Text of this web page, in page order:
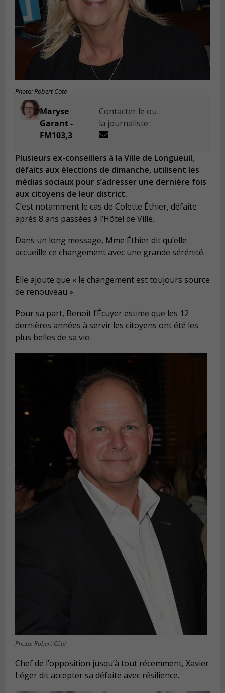
Photo: Robert Côté
Maryse
Garant -
FM103,3
Contacter le ou
la journaliste :
Plusieurs ex-conseillers à la Ville de Longueuil,
défaits aux élections de dimanche, utilisent les
médias sociaux pour s’adresser une dernière fois
aux citoyens de leur district.
C’est notamment le cas de Colette Éthier, défaite
après 8 ans passées à l’Hôtel de Ville.
Dans un long message, Mme Éthier dit qu’elle
accueille ce changement avec une grande sérénité.
Elle ajoute que « le changement est toujours source
de renouveau ».
Pour sa part, Benoit l’Écuyer estime que les 12
dernières années à servir les citoyens ont été les
plus belles de sa vie.
Photo: Robert Côté
Chef de l’opposition jusqu’à tout récemment, Xavier
Léger dit accepter sa défaite avec résilience.